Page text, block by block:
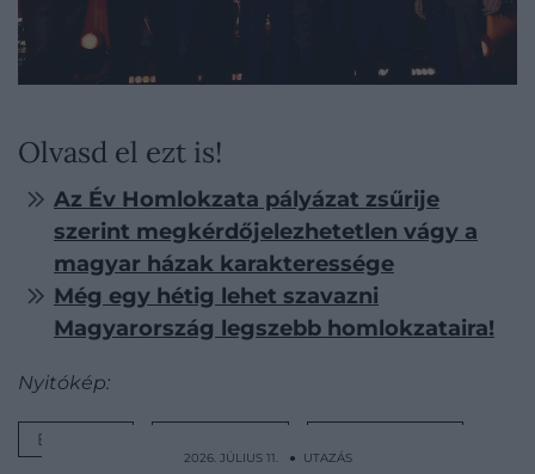
Olvasd el ezt is!
Az Év Homlokzata pályázat zsűrije
szerint megkérdőjelezhetetlen vágy a
magyar házak karakteressége
Még egy hétig lehet szavazni
Magyarország legszebb homlokzataira!
Nyitókép:
EURÓPA
2026. JÚLIUS 11. ● UTAZÁS